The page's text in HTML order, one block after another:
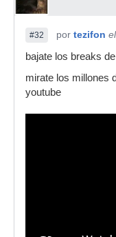
#32 por tezifon
bajate los breaks
mirate los millones
youtube